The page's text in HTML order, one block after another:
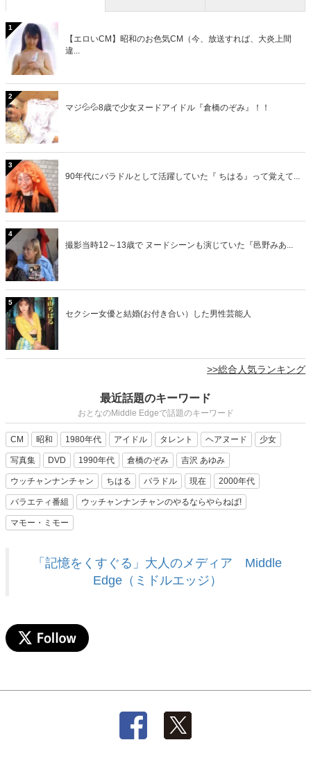
1
【エロいCM】昭和のお色気CM（今、放送すれば、大炎上間
違...
2
マジ💦💦8歳で少女ヌードアイドル『倉橋のぞみ』！！
3
90年代にバラドルとして活躍していた『 ちはる』って覚えて...
4
撮影当時12～13歳で ヌードシーンも演じていた『邑野みあ...
5
セクシー女優と結婚(お付き合い）した男性芸能人
>>総合人気ランキング
最近話題のキーワード
おとなのMiddle Edgeで話題のキーワード
CM 昭和 1980年代 アイドル タレント ヘアヌード 少女
写真集 DVD 1990年代 倉橋のぞみ 吉沢 あゆみ
ウッチャンナンチャン ちはる バラドル 現在 2000年代
バラエティ番組 ウッチャンナンチャンのやるならやらねば!
マモー・ミモー
「記憶をくすぐる」大人のメディア Middle
Edge（ミドルエッジ）